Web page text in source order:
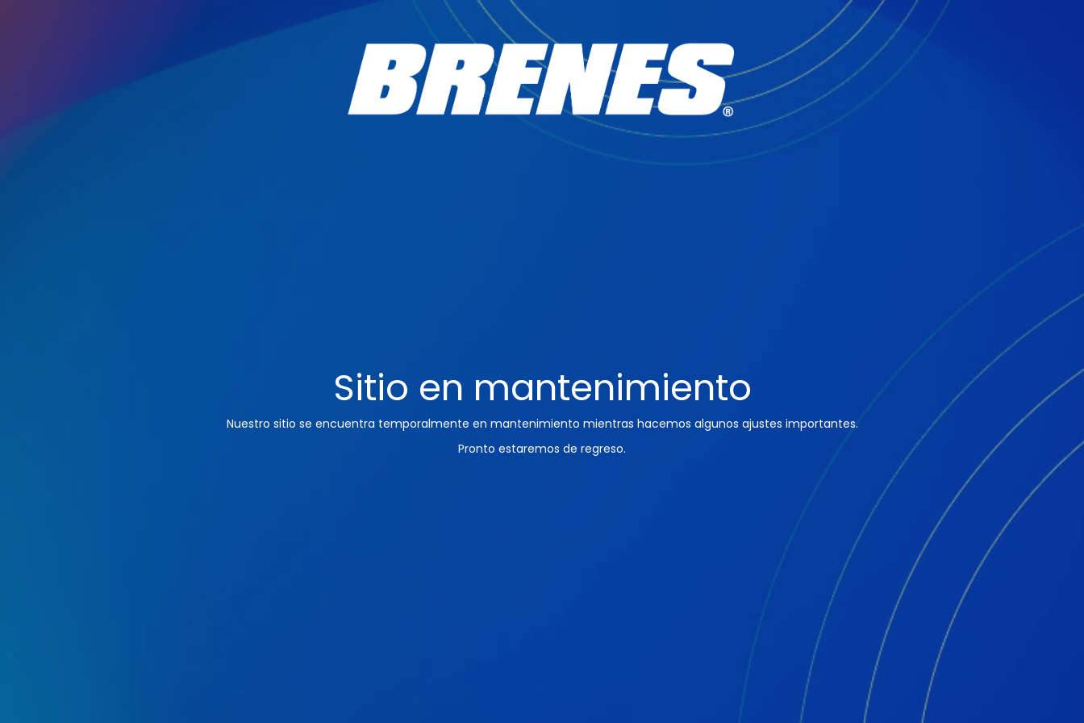
Sitio en mantenimiento
Nuestro sitio se encuentra temporalmente en mantenimiento mientras hacemos algunos ajustes importantes.
Pronto estaremos de regreso.